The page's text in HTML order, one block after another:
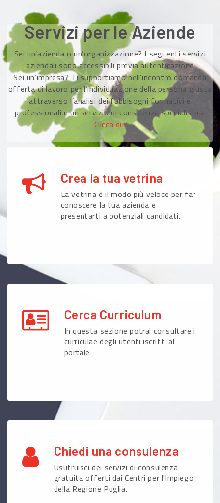
Servizi per le Aziende
Sei un’azienda o un’organizzazione? I seguenti servizi
aziendali sono accessibili previa autenticazione
Sei un’impresa? Ti supportiamo nell’incontro domanda
offerta di lavoro per l’individuazione della persona giusta
attraverso l’analisi dei fabbisogni formativi e
professionali e un servizio di consulenza specialistica
Clicca qui
Crea la tua vetrina
La vetrina è il modo più veloce per far
conoscere la tua azienda e
presentarti a potenziali candidati.
Cerca Curriculum
In questa sezione potrai consultare i
curriculae degli utenti iscritti al
portale
Chiedi una consulenza
Usufruisci dei servizi di consulenza
gratuita offerti dai Centri per l'Impiego
della Regione Puglia.